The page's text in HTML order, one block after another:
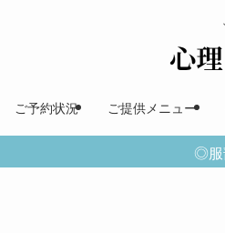
ご予約状況 ご提供メニュー
◎服